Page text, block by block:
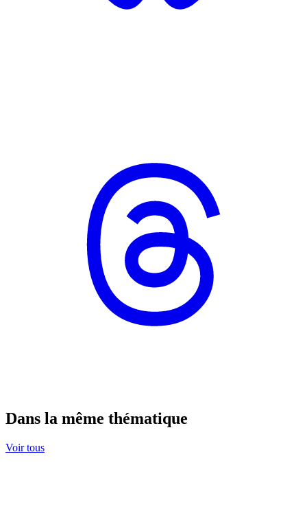
Dans la même thématique
Voir tous